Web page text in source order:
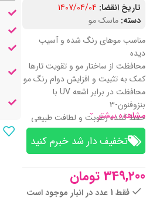
تاریخ انقضا: 1407/04/04
دسته: ماسک مو
مناسب موهای رنگ‌ شده و آسیب‌
دیده
محافظت از ساختار مو و تقویت تارها
کمک به تثبیت و افزایش دوام رنگ مو
محافظت در برابر اشعه UV با
بنزوفنون-3
حفظ کننده رطوبت و لطافت طبیعی
مو
نرم‌ کننده عمیق و افزایش درخشندگی
کاهش دهنده وز، گره‌ خوردگی و
موخوره
بهبود حالت پذیری و شانه‌ پذیری مو
کاهش شکنندگی و آسیب ناشی از
مشاهده بیشتر
تخفیف‌ دار شد خبرم کنید
349,200 تومان
فقط 1 عدد در انبار موجود است